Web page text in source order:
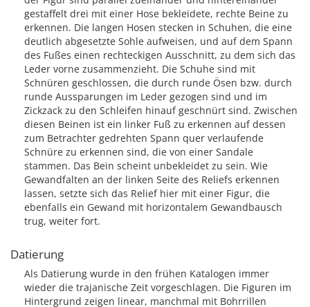
gestaffelt drei mit einer Hose bekleidete, rechte Beine zu
erkennen. Die langen Hosen stecken in Schuhen, die eine
deutlich abgesetzte Sohle aufweisen, und auf dem Spann
des Fußes einen rechteckigen Ausschnitt, zu dem sich das
Leder vorne zusammenzieht. Die Schuhe sind mit
Schnüren geschlossen, die durch runde Ösen bzw. durch
runde Aussparungen im Leder gezogen sind und im
Zickzack zu den Schleifen hinauf geschnürt sind. Zwischen
diesen Beinen ist ein linker Fuß zu erkennen auf dessen
zum Betrachter gedrehten Spann quer verlaufende
Schnüre zu erkennen sind, die von einer Sandale
stammen. Das Bein scheint unbekleidet zu sein. Wie
Gewandfalten an der linken Seite des Reliefs erkennen
lassen, setzte sich das Relief hier mit einer Figur, die
ebenfalls ein Gewand mit horizontalem Gewandbausch
trug, weiter fort.
Datierung
Als Datierung wurde in den frühen Katalogen immer
wieder die trajanische Zeit vorgeschlagen. Die Figuren im
Hintergrund zeigen linear, manchmal mit Bohrrillen